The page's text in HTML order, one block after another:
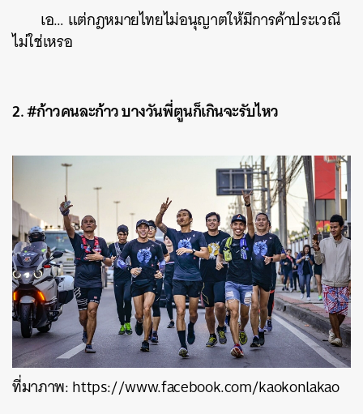
เอ… แต่กฎหมายไทยไม่อนุญาตให้มีการค้าประเวณี
ไม่ใช่เหรอ
2. #ก้าวคนละก้าว บางวันพี่ตูนก็เกินจะรับไหว
ที่มาภาพ: https://www.facebook.com/kaokonlakao